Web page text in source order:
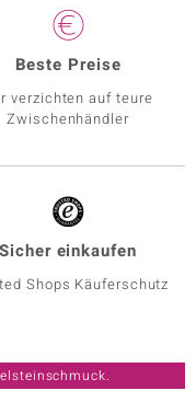
Beste Preise
verzichten auf teure
Zwischenhändler
Sicher einkaufen
Shops Käuferschutz